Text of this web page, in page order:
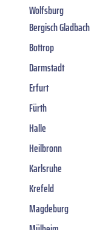
Wolfsburg
Bergisch Gladbach
Bottrop
Darmstadt
Erfurt
Fürth
Halle
Heilbronn
Karlsruhe
Krefeld
Magdeburg